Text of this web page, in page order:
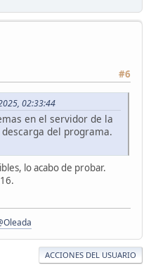
#6
02:33:44
en el servidor de la
del programa.
lo acabo de probar.
ACCIONES DEL USUARIO